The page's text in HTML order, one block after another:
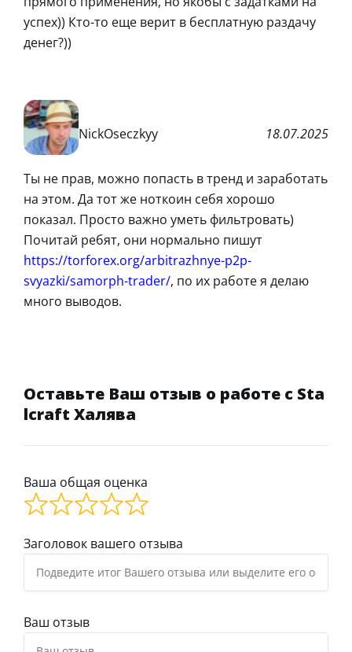
успех)) Кто-то еще верит в бесплатную раздачу
денег?))
NickOseczkyy 18.07.2025
Ты не прав, можно попасть в тренд и заработать
на этом. Да тот же ноткоин себя хорошо
показал. Просто важно уметь фильтровать)
Почитай ребят, они нормально пишут
https://torforex.org/arbitrazhnye-p2p-
svyazki/samorph-trader/, по их работе я делаю
много выводов.
Оставьте Ваш отзыв о работе с Sta
lcraft Халява
Ваша общая оценка
Заголовок вашего отзыва
Ваш отзыв